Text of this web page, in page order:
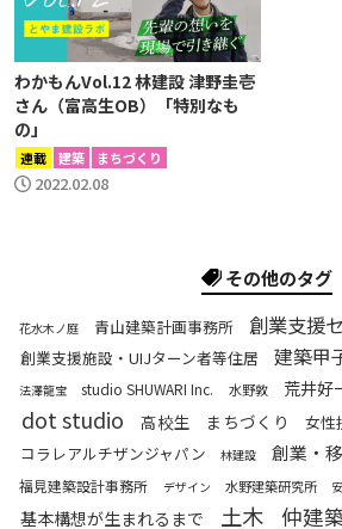
わかもんVol.12 林建設 津野圭壱
さん（富高生OB）「特別なも
の」
連載 建築 まちづくり
2022.02.08
その他のタグ
花水木ノ庭 青山建築計画事務所 創業支援
創業支援施設・UIJターン者等住居 建築甲
法澤龍宝 studio SHUWARI Inc. 水野敦 荒井好
dot studio 高校生 まちづくり
女性
コラレアルチザンジャパン
林建設 創業・
福見建築設計事務所 デザイン 水野建築研究所
基本構想が生まれるまで 土木
仲建